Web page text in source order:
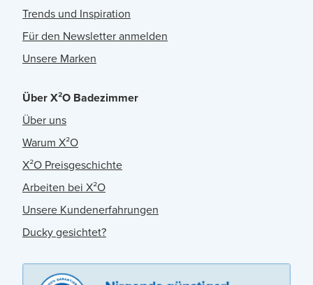
Trends und Inspiration
Für den Newsletter anmelden
Unsere Marken
Über X²O Badezimmer
Über uns
Warum X²O
X²O Preisgeschichte
Arbeiten bei X²O
Unsere Kundenerfahrungen
Ducky gesichtet?